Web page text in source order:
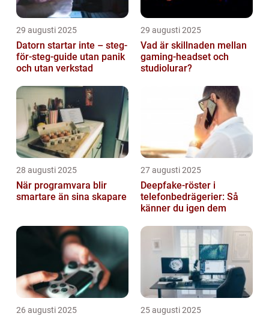
29 augusti 2025
Datorn startar inte – steg-
för-steg-guide utan panik
och utan verkstad
29 augusti 2025
Vad är skillnaden mellan
gaming-headset och
studiolurar?
28 augusti 2025
När programvara blir
smartare än sina skapare
27 augusti 2025
Deepfake-röster i
telefonbedrägerier: Så
känner du igen dem
26 augusti 2025 25 augusti 2025